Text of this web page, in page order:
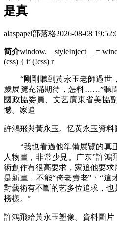
是真
alaspapel部落格2026-08-08
简介window.__styleInject__ =
(css) { if (!css) r
“剛剛聽到黃永玉老師過世
歲展覽充滿期待，怎料……”聽
國政協委員、文艺廣東省美協
憾。家追
許鴻飛與黃永玉。忆黄永玉資料
“我也看過他準備展覽的真
人物畫，非常少見。广东”許鴻
術創作有很高要求，家追他要
是新畫，不能“倚老賣老”：“這
對藝術有不斷的艺多位追求，
榜樣。”
許鴻飛給黃永玉塑像。資料圖片